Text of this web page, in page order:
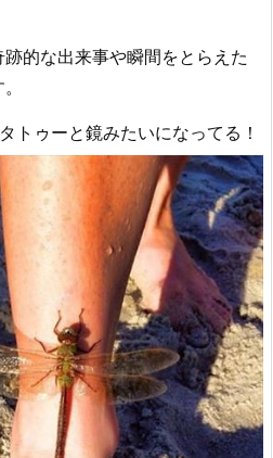
的な出来事や瞬間をとらえた
トゥーと鏡みたいになってる！